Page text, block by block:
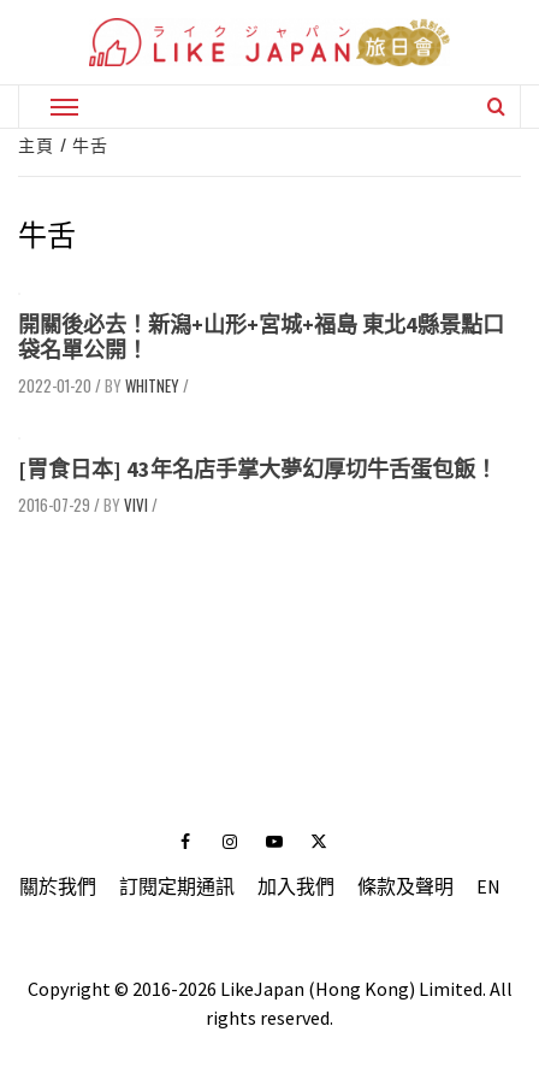
Primary
Menu
主頁 牛舌
牛舌
開關後必去！新潟+山形+宮城+福島 東北4縣景點口
袋名單公開！
2022-01-20 / WHITNEY/
[胃食日本] 43年名店手掌大夢幻厚切牛舌蛋包飯！
2016-07-29 / VIVI /
FacebookInstagramYoutubeTwitter
關於我們 訂閱定期通訊 加入我們 條款及聲明 EN
Copyright © 2016-2026 LikeJapan (Hong Kong) Limited. All
rights reserved.